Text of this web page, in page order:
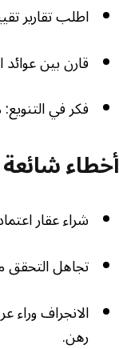
اطلب تقارير
قارن بين
فكر في
أخطاء
شراء عقار
تجاهل التحقق
الانجراف
رهن.